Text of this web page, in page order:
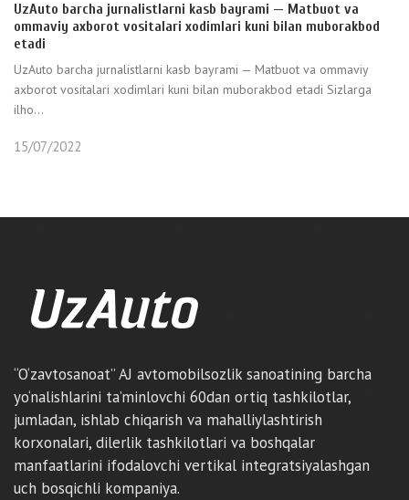
UzAuto barcha jurnalistlarni kasb bayrami — Matbuot va
ommaviy axborot vositalari xodimlari kuni bilan muborakbod
etadi
UzAuto barcha jurnalistlarni kasb bayrami — Matbuot va ommaviy
axborot vositalari xodimlari kuni bilan muborakbod etadi Sizlarga
ilho...
15/07/2022
“O‘zavtosanoat” AJ avtomobilsozlik sanoatining barcha
yo‘nalishlarini ta’minlovchi 60dan ortiq tashkilotlar,
jumladan, ishlab chiqarish va mahalliylashtirish
korxonalari, dilerlik tashkilotlari va boshqalar
manfaatlarini ifodalovchi vertikal integratsiyalashgan
uch bosqichli kompaniya.